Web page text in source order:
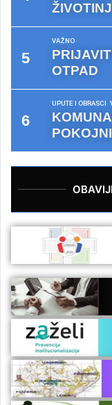
VAŽNO
OTPAD
UPUTE I OBRASCI